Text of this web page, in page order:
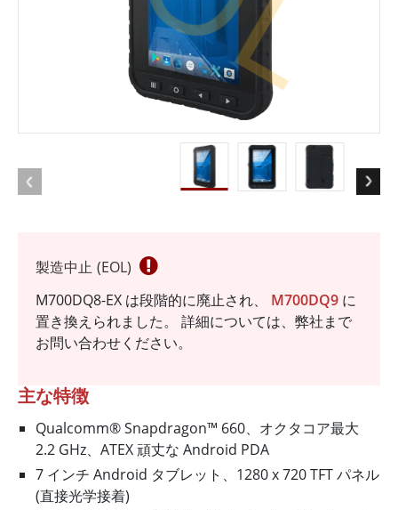
製造中止 (EOL)
M700DQ8-EX は段階的に廃止され、 M700DQ9 に
置き換えられました。 詳細については、弊社まで
お問い合わせください。
主な特徴
Qualcomm® Snapdragon™ 660、オクタコア最大
2.2 GHz、ATEX 頑丈な Android PDA
7 インチ Android タブレット、1280 x 720 TFT パネル
(直接光学接着)